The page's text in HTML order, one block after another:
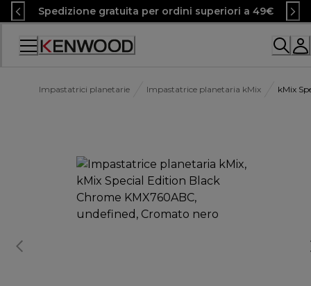
Skip
to
Content
Spedizione gratuita per ordini superiori a 49€
Accessibility
Impastatrici planetarie Impastatrice planetaria kMix kMix